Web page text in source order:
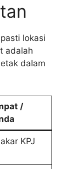
lokasi
adalah
dalam
/
KPJ